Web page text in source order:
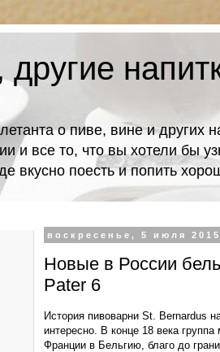
о пиве, вине и других
и все то, что вы хотели бы
вкусно поесть и попить
воскресенье, 5 июля 2015
Новые в России
Pater 6
История пивоварни St. Bernardus
интересно. В конце 18 века
Франции в Бельгию, благо до